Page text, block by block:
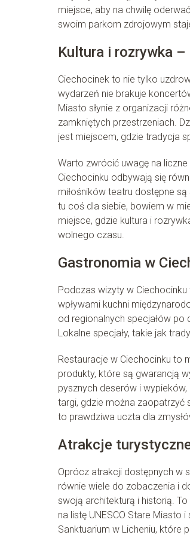
miejsce, aby na chwilę
swoim parkom zdrojowym
Kultura i rozrywka
Ciechocinek to nie tylko
wydarzeń nie brakuje
Miasto słynie z organizacji
zamkniętych przestrzeniach.
jest miejscem, gdzie tradycja
Warto zwrócić uwagę na
Ciechocinku odbywają się
miłośników teatru dostępne
tu coś dla siebie, bowiem w
miejsce, gdzie kultura i
wolnego czasu.
Gastronomia w
Podczas wizyty w
wpływami kuchni
od regionalnych specjałów po
Lokalne specjały, takie jak
Restauracje w Ciechocinku to
produkty, które są gwarancją
pysznych deserów i
targi, gdzie można zaopatrzyć
to prawdziwa uczta dla
Atrakcje
Oprócz atrakcji dostępnych w
równie wiele do zobaczenia i
swoją architekturą i historią.
na listę UNESCO Stare Miasto
Sanktuarium w Licheniu, które